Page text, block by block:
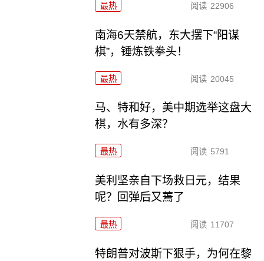
最热 阅读 22906
南海6天禁航，东大摆下“阳谋
棋”，锤炼铁拳头！
最热 阅读 20045
马、特和好，美中期选举这盘大
棋，水有多深？
最热 阅读 5791
美利坚亲自下场救日元，结果
呢？回弹后又蔫了
最热 阅读 11707
特朗普对波斯下狠手，为何在黎